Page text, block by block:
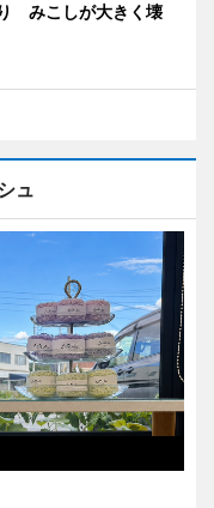
みこしが大きく壊
ュ